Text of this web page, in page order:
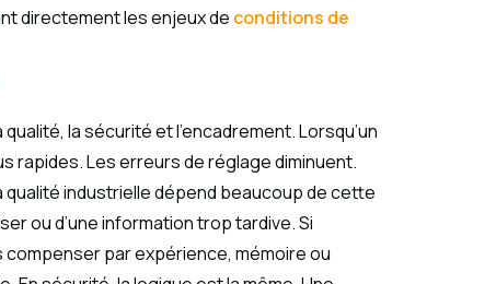
directement les enjeux de conditions de
la sécurité et l’encadrement. Lorsqu’un
rapides. Les erreurs de réglage diminuent.
industrielle dépend beaucoup de cette
ou d’une information trop tardive. Si
compenser par expérience, mémoire ou